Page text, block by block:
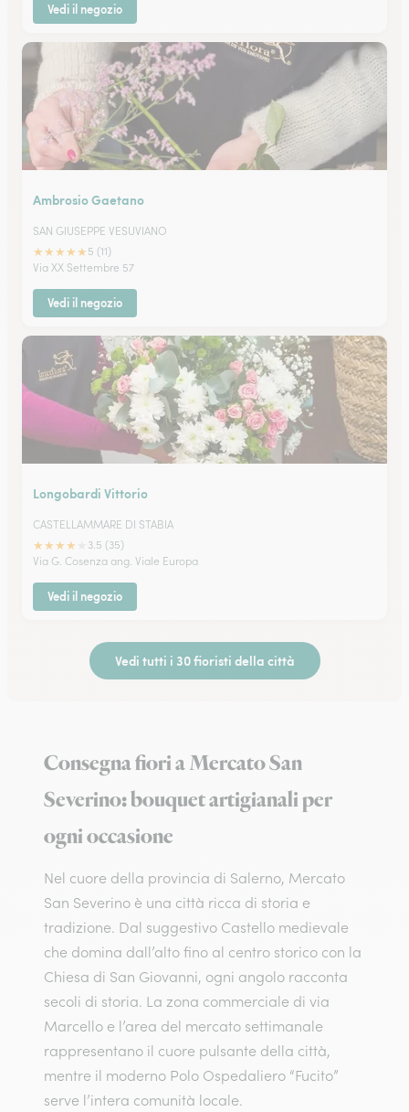
Vedi il negozio
Ambrosio Gaetano
SAN GIUSEPPE VESUVIANO
★★★★★ 5 (11)
Via XX Settembre 57
Vedi il negozio
Longobardi Vittorio
CASTELLAMMARE DI STABIA
★★★★
3.5 (35)
Via G. Cosenza ang. Viale Europa
Vedi il negozio
Vedi tutti i 30 fioristi della città
Consegna fiori a Mercato San
Severino: bouquet artigianali per
ogni occasione
Nel cuore della provincia di Salerno, Mercato
San Severino è una città ricca di storia e
tradizione. Dal suggestivo Castello medievale
che domina dall’alto fino al centro storico con la
Chiesa di San Giovanni, ogni angolo racconta
secoli di storia. La zona commerciale di via
Marcello e l’area del mercato settimanale
rappresentano il cuore pulsante della città,
mentre il moderno Polo Ospedaliero “Fucito”
serve l’intera comunità locale.